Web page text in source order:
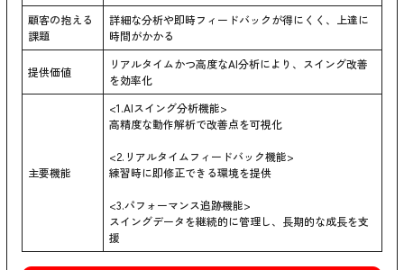
顧客の抱える
課題
詳細な分析や即時フィードバックが得にくく、上達に
時間がかかる
提供価値
リアルタイムかつ高度なAI分析により、スイング改善
を効率化
主要機能
<1.AIスイング分析機能>
高精度な動作解析で改善点を可視化
<2.リアルタイムフィードバック機能>
練習時に即修正できる環境を提供
<3.パフォーマンス追跡機能>
スイングデータを継続的に管理し、長期的な成長を支
援